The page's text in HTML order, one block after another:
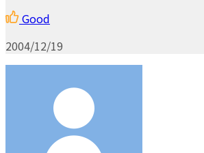
Good
2004/12/19